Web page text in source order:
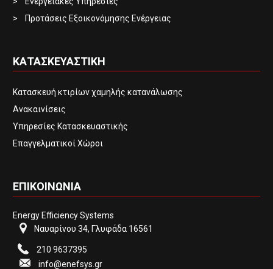
Προτάσεις Εξοικονόμησης Ενέργειας
ΚΑΤΑΣΚΕΥΑΣΤΙΚΗ
Κατασκευή κτιρίων χαμηλής κατανάλωσης
Ανακαινίσεις
Υπηρεσίες Κατασκευαστικής
Επαγγελματικοί Χώροι
ΕΠΙΚΟΙΝΩΝΙΑ
Energy Efficiency Systems
Ναυαρίνου 34, Γλυφάδα 16561
210 9637395
info@enefsys.gr